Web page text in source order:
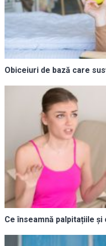
Obiceiuri de bază care
Ce înseamnă palpitațiile